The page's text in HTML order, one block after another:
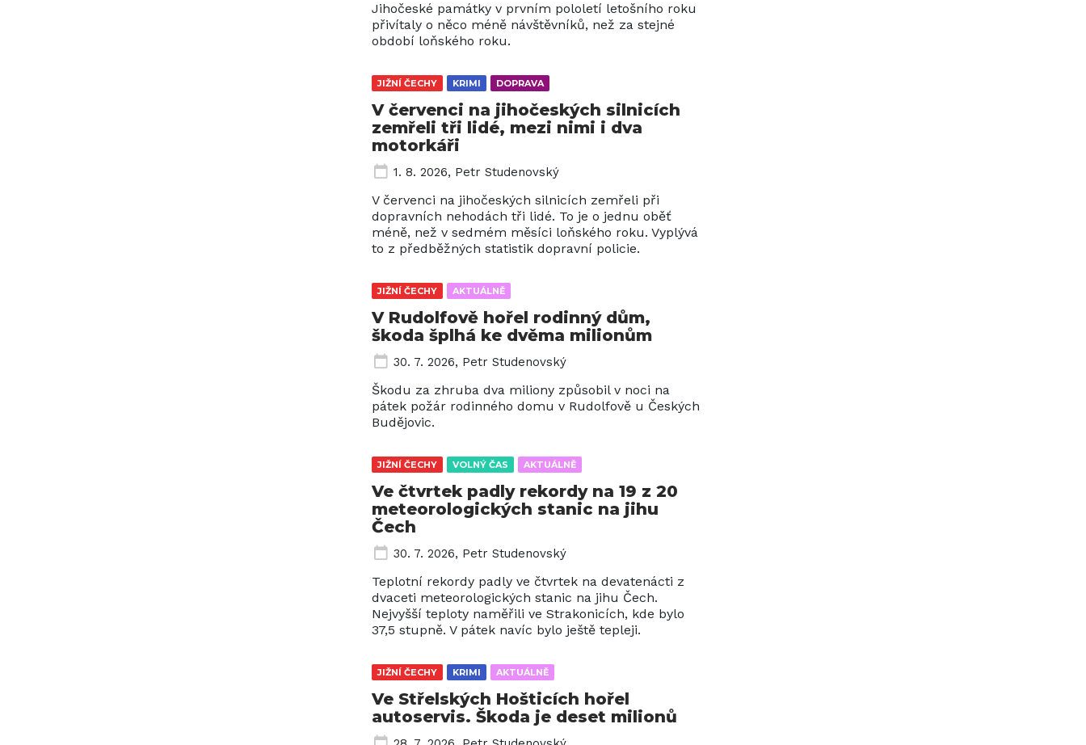
Jihočeské památky v prvním pololetí letošního roku
přivítaly o něco méně návštěvníků, než za stejné
období loňského roku.
JIŽNÍ ČECHY KRIMI DOPRAVA
V červenci na jihočeských silnicích
zemřeli tři lidé, mezi nimi i dva
motorkáři
1. 8. 2026, Petr Studenovský
V červenci na jihočeských silnicích zemřeli při
dopravních nehodách tři lidé. To je o jednu oběť
méně, než v sedmém měsíci loňského roku. Vyplývá
to z předběžných statistik dopravní policie.
JIŽNÍ ČECHY AKTUÁLNĚ
V Rudolfově hořel rodinný dům,
škoda šplhá ke dvěma milionům
30. 7. 2026, Petr Studenovský
Škodu za zhruba dva miliony způsobil v noci na
pátek požár rodinného domu v Rudolfově u Českých
Budějovic.
JIŽNÍ ČECHY VOLNÝ ČAS AKTUÁLNĚ
Ve čtvrtek padly rekordy na 19 z 20
meteorologických stanic na jihu
Čech
30. 7. 2026, Petr Studenovský
Teplotní rekordy padly ve čtvrtek na devatenácti z
dvaceti meteorologických stanic na jihu Čech.
Nejvyšší teploty naměřili ve Strakonicích, kde bylo
37,5 stupně. V pátek navíc bylo ještě tepleji.
JIŽNÍ ČECHY KRIMI AKTUÁLNĚ
Ve Střelských Hošticích hořel
autoservis. Škoda je deset milionů